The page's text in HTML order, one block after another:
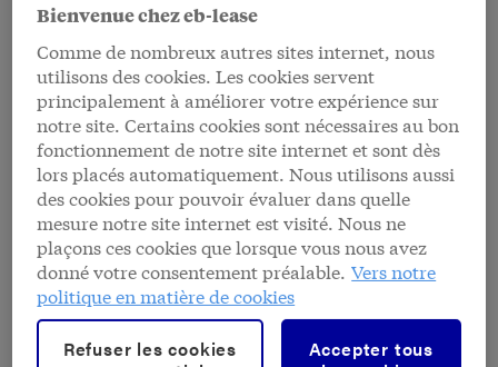
1 Faire des simulations de tarif
2
Rédiger des offres pour le leasing et le
renting
3
Introduire des demandes de crédit, de
leasing et de renting
4 Consulter vos messages
Bienvenue chez eb-lease
Comme de nombreux autres sites internet, nous
utilisons des cookies. Les cookies servent
principalement à améliorer votre expérience sur
notre site. Certains cookies sont nécessaires au bon
fonctionnement de notre site internet et sont dès
lors placés automatiquement. Nous utilisons aussi
des cookies pour pouvoir évaluer dans quelle
mesure notre site internet est visité. Nous ne
plaçons ces cookies que lorsque vous nous avez
donné votre consentement préalable. Vers notre
politique en matière de cookies
Refuser les cookies
Accepter tous